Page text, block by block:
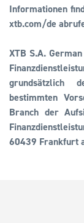
Informationen
xtb.com/de
XTB S.A.
grundsätzlich
bestimmten
Branch der
60439 Frankfurt